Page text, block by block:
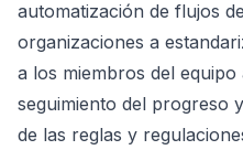
automatización de flujos
organizaciones a
a los miembros del
seguimiento del progreso
de las reglas y